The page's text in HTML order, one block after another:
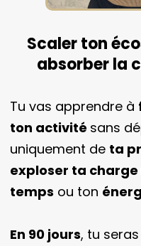
Scaler ton
absorber la
Tu vas apprendre à
ton activité sans
uniquement de ta
exploser ta
temps ou ton
En 90 jours, tu